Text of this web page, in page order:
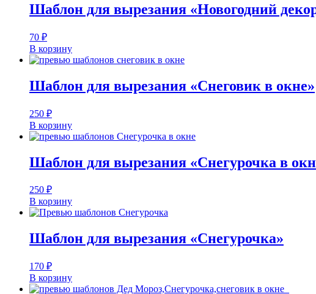
Шаблон для вырезания «Новогодний
70 ₽
В корзину
Шаблон для вырезания «Снеговик в окне»
250 ₽
В корзину
Шаблон для вырезания «Снегурочка в
250 ₽
В корзину
Шаблон для вырезания «Снегурочка»
170 ₽
В корзину